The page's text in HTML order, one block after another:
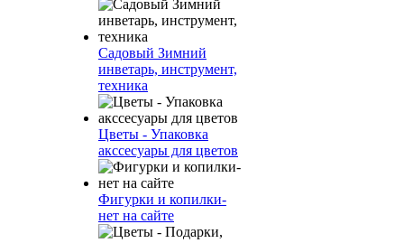
Садовый Зимний
инветарь, инструмент,
техника
Цветы - Упаковка
акссесуары для цветов
Фигурки и копилки-
нет на сайте